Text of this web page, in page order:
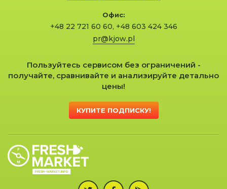
Офис:
+48 22 721 60 60, +48 603 424 346
pr@kjow.pl
Пользуйтесь сервисом без ограничений -
получайте, сравнивайте и анализируйте детально
цены!
КУПИТЕ ПОДПИСКУ!